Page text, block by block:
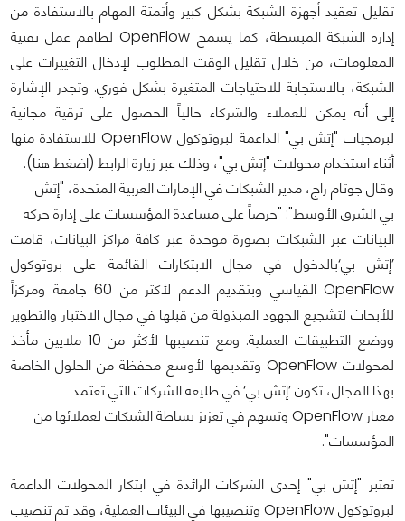
تقليل تعقيد أجهزة الشبكة بشكل كبير وأتمتة المهام بالاستفادة من
إدارة الشبكة المبسطة، كما يسمح OpenFlow لطاقم عمل تقنية
المعلومات، من خلال تقليل الوقت المطلوب لإدخال التغييرات على
الشبكة، بالاستجابة للاحتياجات المتغيرة بشكل فوري. وتجدر الإشارة
إلى أنه يمكن للعملاء والشركاء حالياً الحصول على ترقية مجانية
لبرمجيات "إتش بي" الداعمة لبروتوكول OpenFlow للاستفادة منها
أثناء استخدام محولات "إتش بي"، وذلك عبر زيارة الرابط (اضغط هنا).
وقال جوتام راج، مدير الشبكات في الإمارات العربية المتحدة، "إتش
بي الشرق الأوسط": "حرصاً على مساعدة المؤسسات على إدارة حركة
البيانات عبر الشبكات بصورة موحدة عبر كافة مراكز البيانات، قامت
’إتش بي‘بالدخول في مجال الابتكارات القائمة على بروتوكول
OpenFlow القياسي وبتقديم الدعم لأكثر من 60 جامعة ومركزاً
للأبحاث لتشجيع الجهود المبذولة من قبلها في مجال الاختبار والتطوير
ووضع التطبيقات العملية. ومع تنصيبها لأكثر من 10 ملايين مأخذ
لمحولات OpenFlow وتقديمها لأوسع محفظة من الحلول الخاصة
بهذا المجال، تكون ’إتش بي‘ في طليعة الشركات التي تعتمد
معيار OpenFlow وتسهم في تعزيز بساطة الشبكات لعملائها من
المؤسسات".
تعتبر "إتش بي" إحدى الشركات الرائدة في ابتكار المحولات الداعمة
لبروتوكول OpenFlow وتنصيبها في البيئات العملية، وقد تم تنصيب